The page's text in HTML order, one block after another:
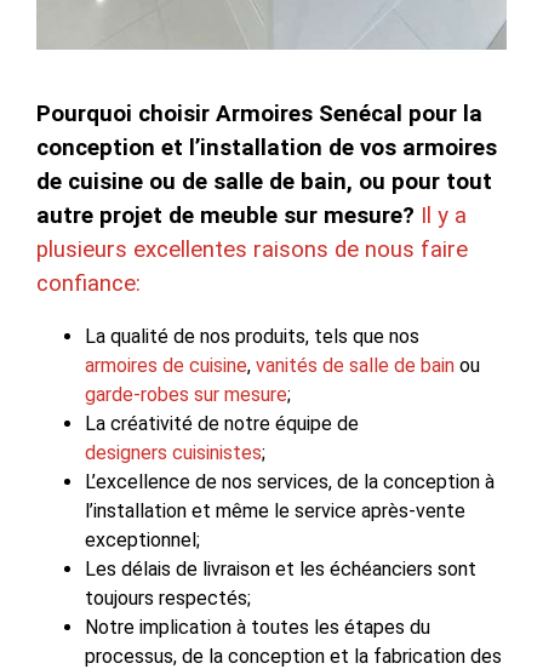
Pourquoi choisir Armoires Senécal pour la
conception et l’installation de vos armoires
de cuisine ou de salle de bain, ou pour tout
autre projet de meuble sur mesure? Il y a
plusieurs excellentes raisons de nous faire
confiance:
La qualité de nos produits, tels que nos
armoires de cuisine, vanités de salle de bain ou
garde-robes sur mesure;
La créativité de notre équipe de
designers cuisinistes;
L’excellence de nos services, de la conception à
l’installation et même le service après-vente
exceptionnel;
Les délais de livraison et les échéanciers sont
toujours respectés;
Notre implication à toutes les étapes du
processus, de la conception et la fabrication des